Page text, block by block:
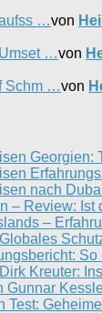
…von
…von
Schm …von
Georgien:
nach
– Review: Ist
–
Kreuter:
Gunnar
Test: